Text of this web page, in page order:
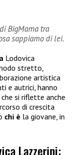
BigMama tra
sappiamo di lei.
Lodovica
stretto,
artistica
e autrici, hanno
si riflette anche
di crescita
chi è la giovane, in
Lazzerini: